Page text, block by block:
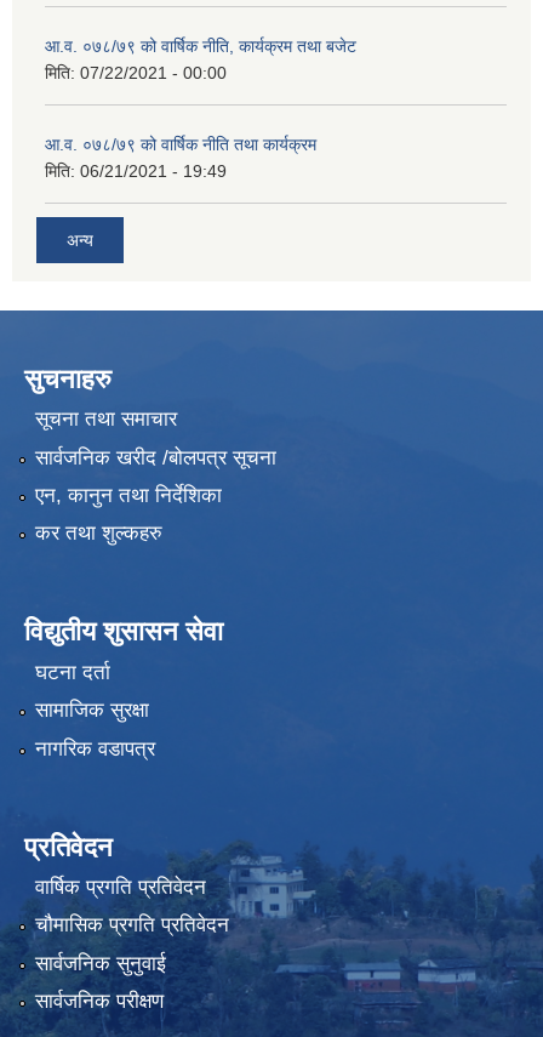
आ.व. ०७८/७९ को वार्षिक नीति, कार्यक्रम तथा बजेट
मिति: 07/22/2021 - 00:00
आ.व. ०७८/७९ को वार्षिक नीति तथा कार्यक्रम
मिति: 06/21/2021 - 19:49
अन्य
सुचनाहरु
सूचना तथा समाचार
सार्वजनिक खरीद /बोलपत्र सूचना
एन, कानुन तथा निर्देशिका
कर तथा शुल्कहरु
विद्युतीय शुसासन सेवा
घटना दर्ता
सामाजिक सुरक्षा
नागरिक वडापत्र
प्रतिवेदन
वार्षिक प्रगति प्रतिवेदन
चौमासिक प्रगति प्रतिवेदन
सार्वजनिक सुनुवाई
सार्वजनिक परीक्षण